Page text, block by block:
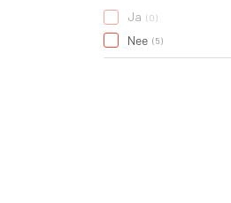
Ja 0
Nee 5